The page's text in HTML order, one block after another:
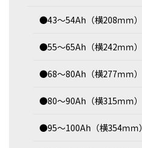
●43～54Ah（横208ｍｍ）
●55～65Ah（横242ｍｍ）
●68～80Ah（横277ｍｍ）
●80～90Ah（横315ｍｍ）
●95～100Ah（横354ｍｍ）